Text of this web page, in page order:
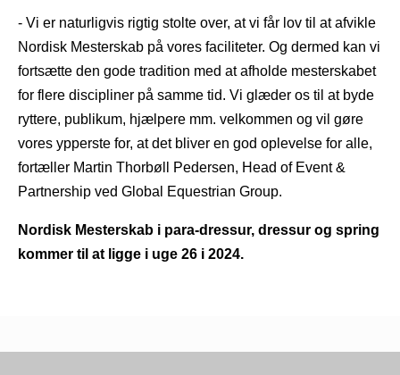
- Vi er naturligvis rigtig stolte over, at vi får lov til at afvikle
Nordisk Mesterskab på vores faciliteter. Og dermed kan vi
fortsætte den gode tradition med at afholde mesterskabet
for flere discipliner på samme tid. Vi glæder os til at byde
ryttere, publikum, hjælpere mm. velkommen og vil gøre
vores ypperste for, at det bliver en god oplevelse for alle,
fortæller Martin Thorbøll Pedersen, Head of Event &
Partnership ved Global Equestrian Group.
Nordisk Mesterskab i para-dressur, dressur og spring
kommer til at ligge i uge 26 i 2024.